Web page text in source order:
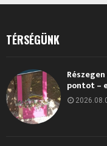
TÉRSÉGÜNK
pontot –